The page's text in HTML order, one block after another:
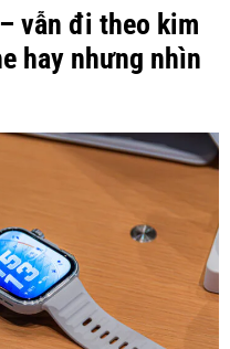
vẫn đi theo kim
hay nhưng nhìn